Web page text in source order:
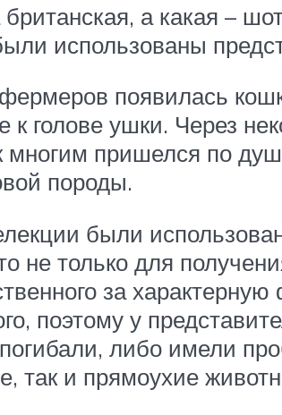
а какая –
использованы
появилась
голове ушки. Через
пришелся по
породы.
были
не только для
за
поэтому у
либо имели
так и прямоухие